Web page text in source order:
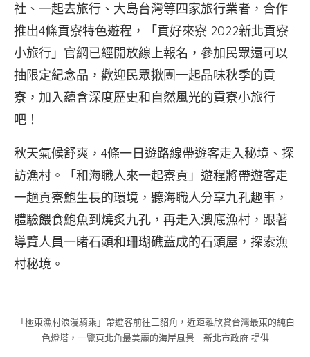
社、一起去旅行、大島台灣等四家旅行業者，合作
推出4條貢寮特色遊程，「貢好來寮 2022新北貢寮
小旅行」官網已經開放線上報名，參加民眾還可以
抽限定紀念品，歡迎民眾揪團一起品味秋季的貢
寮，加入蘊含深度歷史和自然風光的貢寮小旅行
吧！
秋天氣候舒爽，4條一日遊路線帶遊客走入秘境、探
訪漁村。「和海職人來一起寮貢」遊程將帶遊客走
一趟貢寮鮑生長的環境，聽海職人分享九孔趣事，
體驗餵食鮑魚到燒炙九孔，再走入澳底漁村，跟著
導覽人員一睹石頭和珊瑚礁蓋成的石頭屋，探索漁
村秘境。
「極東漁村浪漫騎乘」帶遊客前往三貂角，近距離欣賞台灣最東的純白
色燈塔，一覽東北角最美麗的海岸風景｜新北市政府 提供